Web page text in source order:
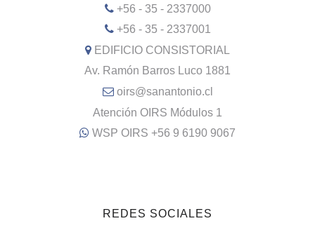
+56 - 35 - 2337000
+56 - 35 - 2337001
EDIFICIO CONSISTORIAL
Av. Ramón Barros Luco 1881
oirs@sanantonio.cl
Atención OIRS Módulos 1
WSP OIRS +56 9 6190 9067
REDES SOCIALES